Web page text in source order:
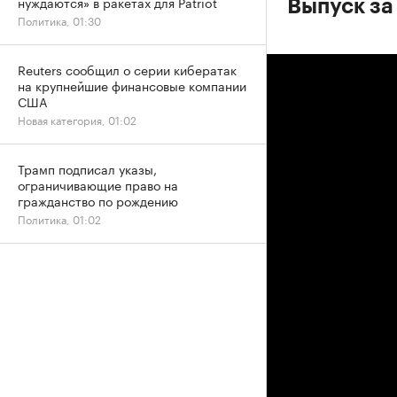
Выпуск
Политика, 01:30
Reuters сообщил о серии кибератак
на крупнейшие финансовые компании
США
Новая категория, 01:02
Трамп подписал указы,
ограничивающие право на
гражданство по рождению
Политика, 01:02